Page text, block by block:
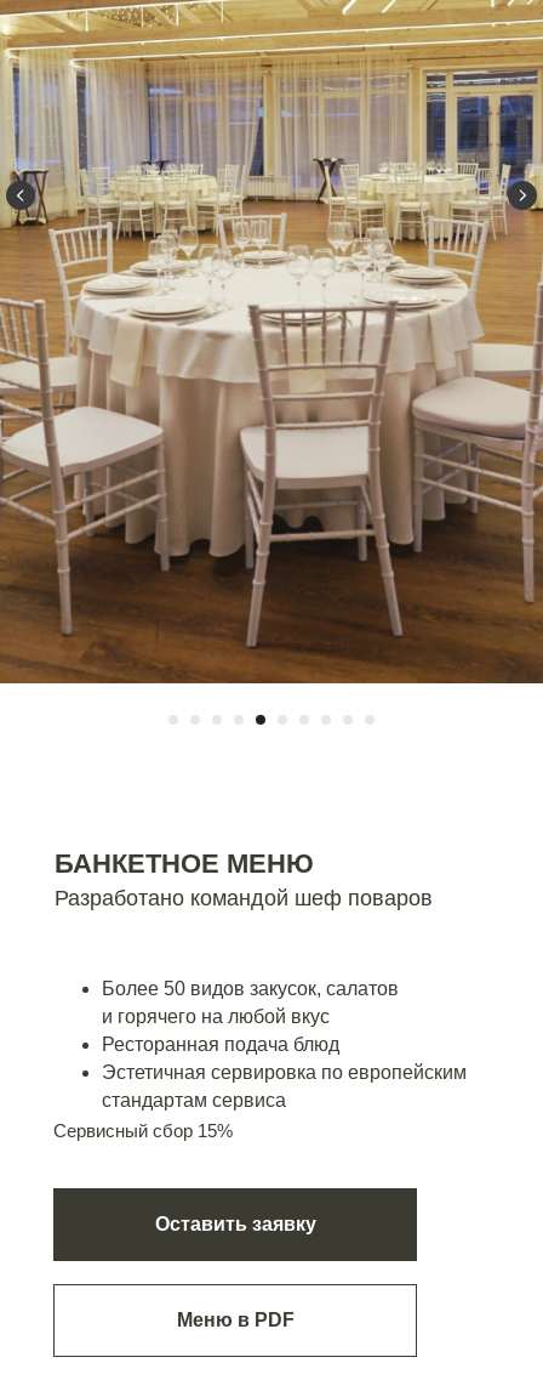
Более 50 видов закусок, салатов
и горячего на любой вкус
Ресторанная подача блюд
Эстетичная сервировка по европейским
стандартам сервиса
Сервисный сбор 15%
Разработано командой шеф поваров
БАНКЕТНОЕ МЕНЮ
Оставить заявку
Меню в PDF